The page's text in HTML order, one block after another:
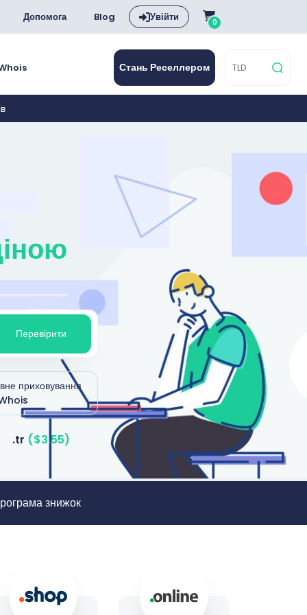
Допомога Blog Увійти 0
Стань Реселлером
Перевірити
приховування
.tr ($3.55)
знижок